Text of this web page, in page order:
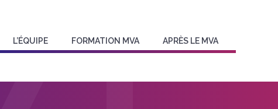
L’ÉQUIPE FORMATION MVA APRÈS LE MVA